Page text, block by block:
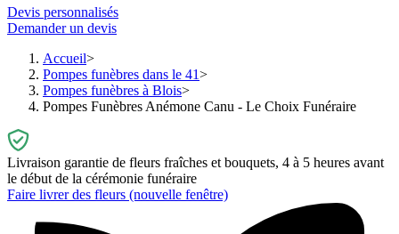
Devis personnalisés
Demander un devis
Accueil
Pompes funèbres dans le 41
Pompes funèbres à Blois
Pompes Funèbres Anémone Canu - Le Choix Funéraire
Livraison garantie de fleurs fraîches et bouquets, 4 à 5 heures avant
le début de la cérémonie funéraire
Faire livrer des fleurs (nouvelle fenêtre)